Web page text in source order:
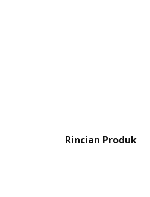
Rincian Produk